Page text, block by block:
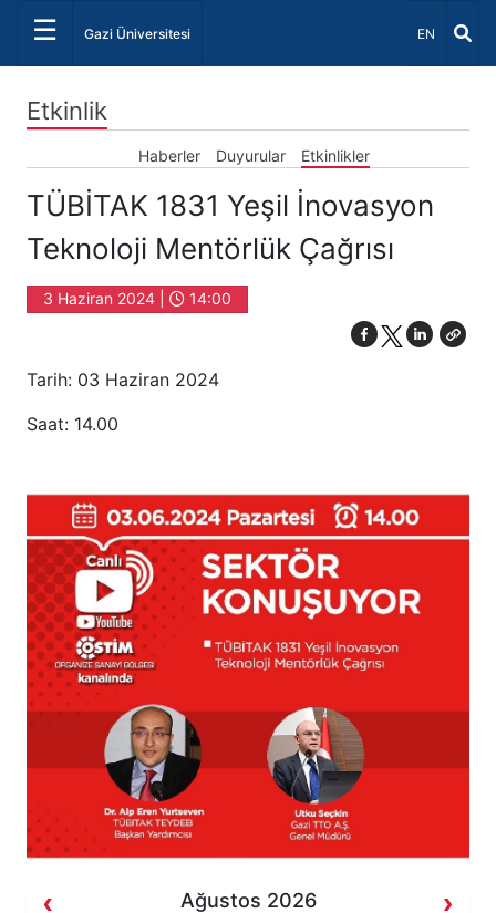
☰ Gazi Üniversitesi Dil Seçiniz
EN
Etkinlik
Haberler Duyurular Etkinlikler
TÜBİTAK 1831 Yeşil İnovasyon
Teknoloji Mentörlük Çağrısı
3 Haziran 2024 | 14:00
Tarih: 03 Haziran 2024
Saat: 14.00
Ağustos 2026